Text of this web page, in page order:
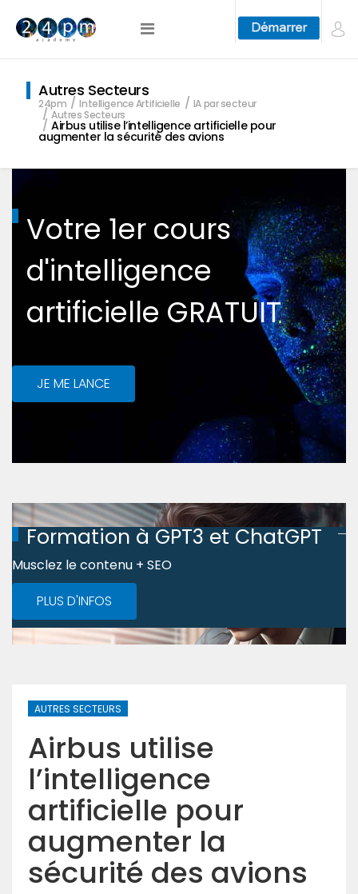
Autres Secteurs
24pm Intelligence Artificielle
IA par secteur
Autres Secteurs
Airbus utilise l’intelligence artificielle pour
augmenter la sécurité des avions
Votre 1er cours
d'intelligence
artificielle GRATUIT
JE ME LANCE
Formation à GPT3 et ChatGPT
Musclez le contenu + SEO
PLUS D'INFOS
AUTRES SECTEURS
Airbus utilise
l’intelligence
artificielle pour
augmenter la
sécurité des avions